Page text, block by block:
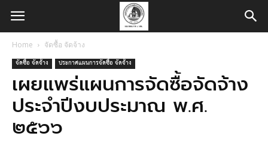
Home จัดซื้อ จัดจ้าง
จัดซื้อ จัดจ้าง ประกาศแผนการจัดซื้อ จัดจ้าง
เผยแพร่แผนการจัดซื้อจัดจ้าง
ประจำปีงบประมาณ พ.ศ.
๒๕๖๖